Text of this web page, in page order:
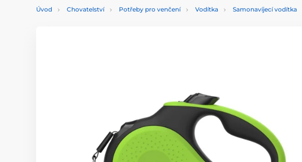
Úvod Chovatelství Potřeby pro venčení Vodítka Samonavíjecí vodítka